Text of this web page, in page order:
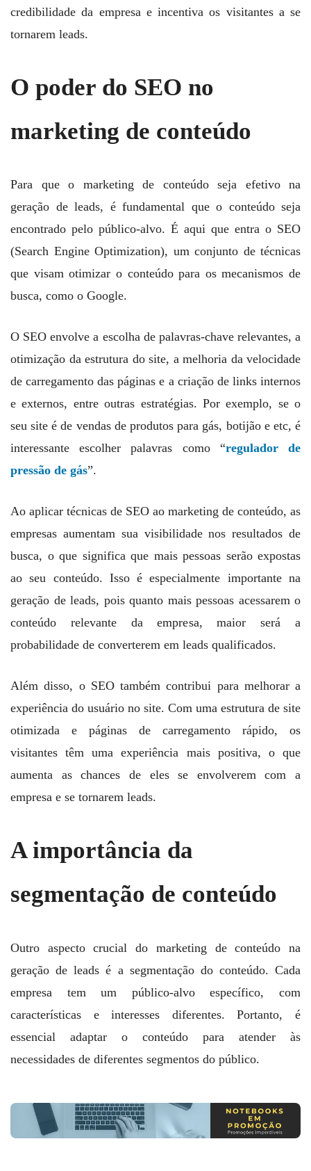
credibilidade da empresa e incentiva os visitantes a se
tornarem leads.
O poder do SEO no
marketing de conteúdo
Para que o marketing de conteúdo seja efetivo na
geração de leads, é fundamental que o conteúdo seja
encontrado pelo público-alvo. É aqui que entra o SEO
(Search Engine Optimization), um conjunto de técnicas
que visam otimizar o conteúdo para os mecanismos de
busca, como o Google.
O SEO envolve a escolha de palavras-chave relevantes, a
otimização da estrutura do site, a melhoria da velocidade
de carregamento das páginas e a criação de links internos
e externos, entre outras estratégias. Por exemplo, se o
seu site é de vendas de produtos para gás, botijão e etc, é
interessante escolher palavras como “regulador de
pressão de gás”.
Ao aplicar técnicas de SEO ao marketing de conteúdo, as
empresas aumentam sua visibilidade nos resultados de
busca, o que significa que mais pessoas serão expostas
ao seu conteúdo. Isso é especialmente importante na
geração de leads, pois quanto mais pessoas acessarem o
conteúdo relevante da empresa, maior será a
probabilidade de converterem em leads qualificados.
Além disso, o SEO também contribui para melhorar a
experiência do usuário no site. Com uma estrutura de site
otimizada e páginas de carregamento rápido, os
visitantes têm uma experiência mais positiva, o que
aumenta as chances de eles se envolverem com a
empresa e se tornarem leads.
A importância da
segmentação de conteúdo
Outro aspecto crucial do marketing de conteúdo na
geração de leads é a segmentação do conteúdo. Cada
empresa tem um público-alvo específico, com
características e interesses diferentes. Portanto, é
essencial adaptar o conteúdo para atender às
necessidades de diferentes segmentos do público.